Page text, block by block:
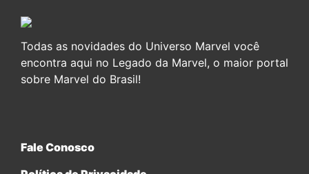
Todas as novidades do Universo Marvel você
encontra aqui no Legado da Marvel, o maior portal
sobre Marvel do Brasil!
Fale Conosco